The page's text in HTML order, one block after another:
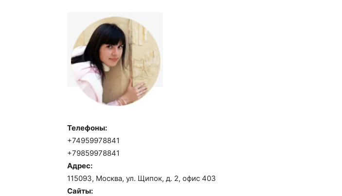
Телефоны:
+74959978841
+79859978841
Адрес:
115093, Москва, ул. Щипок, д. 2, офис 403
Сайты: